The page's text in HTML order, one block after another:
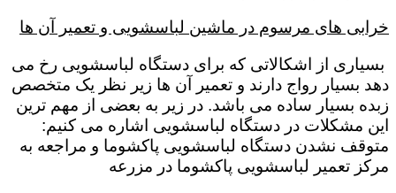
خرابی های مرسوم در ماشین لباسشویی و تعمیر آن ها
بسیاری از اشکالاتی که برای دستگاه لباسشویی رخ می
دهد بسیار رواج دارند و تعمیر آن ها زیر نظر یک متخصص
زبده بسیار ساده می باشد. در زیر به بعضی از مهم ترین
این مشکلات در دستگاه لباسشویی اشاره می کنیم:
متوقف نشدن دستگاه لباسشویی پاکشوما و مراجعه به
مرکز تعمیر لباسشویی پاکشوما در مزرعه